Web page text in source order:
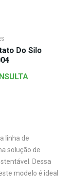
Do Silo
linha de
solução de
Dessa
modelo é ideal